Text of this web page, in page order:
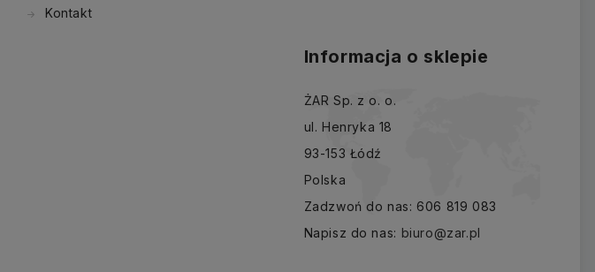
Kontakt
Informacja o sklepie
ŻAR Sp. z o. o.
ul. Henryka 18
93-153 Łódź
Polska
Zadzwoń do nas: 606 819 083
Napisz do nas: biuro@zar.pl